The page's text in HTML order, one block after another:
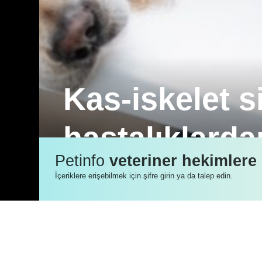
Kas-iskelet
Yürüyüş değişiklikleri ile gelen
Petinfoveteriner hekimlere
İçeriklere erişebilmek için şifre girin ya da talep edin.